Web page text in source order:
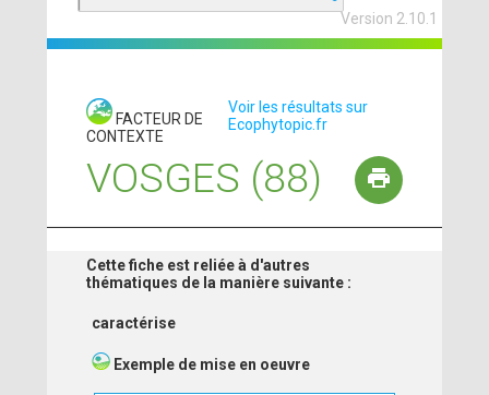
Version 2.10.1
FACTEUR DE
CONTEXTE
Voir les résultats sur
Ecophytopic.fr
VOSGES (88)
Cette fiche est reliée à d'autres
thématiques de la manière suivante :
caractérise
Exemple de mise en oeuvre